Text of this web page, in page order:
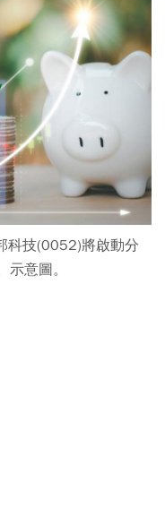
科技(0052)將啟動分
意圖。